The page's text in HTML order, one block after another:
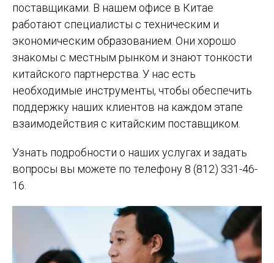
поставщиками. В нашем офисе в Китае
работают специалисты с техническим и
экономическим образованием. Они хорошо
знакомы с местным рынком и знают тонкости
китайского партнерства. У нас есть
необходимые инструменты, чтобы обеспечить
поддержку наших клиентов на каждом этапе
взаимодействия с китайским поставщиком.
Узнать подробности о наших услугах и задать
вопросы вы можете по телефону 8 (812) 331-46-
16.